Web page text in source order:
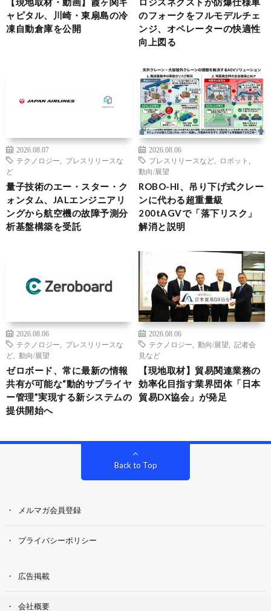
ャピタル、川崎・東扇島の冷
凍自動倉庫を公開
のフォークをフルモデルチェ
ンジ、オペレーターの快適性
向上図る
2026.08.07
テクノロジー
プレスリリースな
ど
量子技術のエー・スター・ク
ォンタム、JALエンジニアリ
ングから航空機の故障予測分
析基盤構築を受託
2026.08.06
プレスリリースなど
ロボット
動向/展望
ROBO-HI、吊り下げ式クレー
ンに代わる超重量級
200tAGVで「落下リスク」
解消と説明
2026.08.06
テクノロジー
プレスリリースな
ど
動向/展望
ゼロボード、常に最新の情報
共有が可能な“動的サプライヤ
ー管理”実現する新システムの
提供開始へ
2026.08.06
テクノロジー
動向/展望
記者会
見など
【現地取材】貿易関連業務の
効率化目指す業界団体「日本
貿易DX協会」が発足
Back to Top
メルマガ会員登録
プライバシーポリシー
広告掲載
会社概要